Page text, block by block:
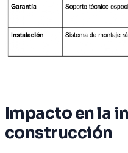
Impacto en la
construcción